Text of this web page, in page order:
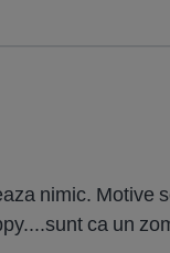
nimic. Motive
ca un